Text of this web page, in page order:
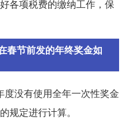
各项税费的缴纳工作，保
春节前发的年终奖金如
没有使用全年一次性奖金
规定进行计算。